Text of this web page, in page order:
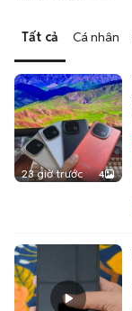
Tất cả Cá nhân
23 giờ trước 4